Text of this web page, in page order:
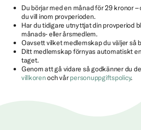
Du börjar med en månad för 29 kronor
du vill inom provperioden.
Har du tidigare utnyttjat din provperiod
månads- eller årsmedlem.
Oavsett vilket medlemskap du väljer så
Ditt medlemskap förnyas automatiskt
taget.
Genom att gå vidare så godkänner du
villkorenoch vårpersonuppgiftspolicy.